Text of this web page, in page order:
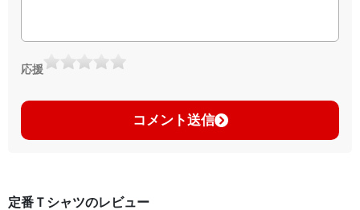
応援
コメント送信
定番Ｔシャツのレビュー